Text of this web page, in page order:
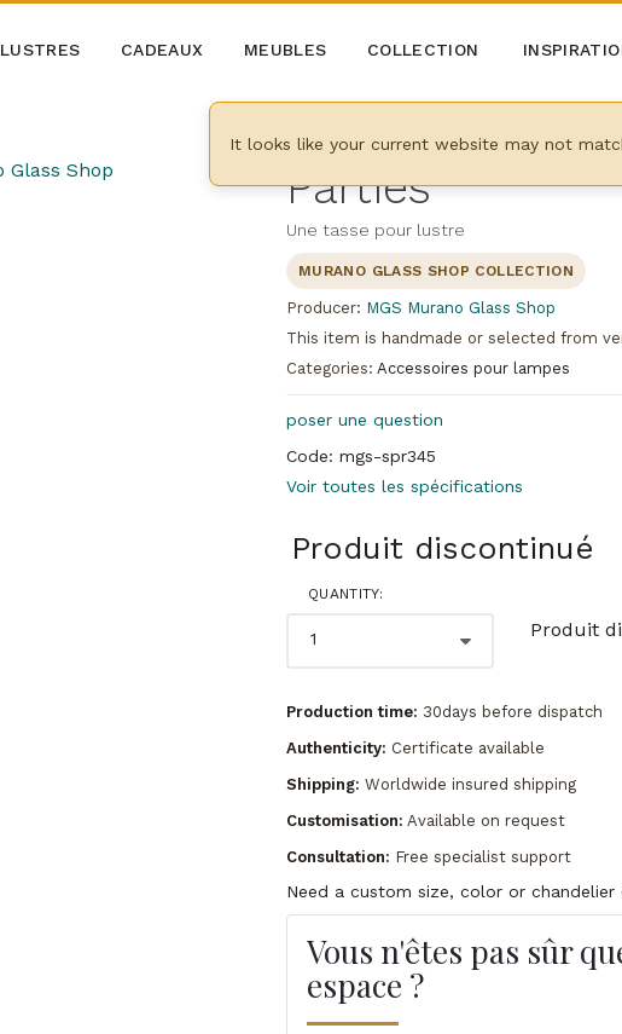
It looks like your current website may not
LUSTRES CADEAUX MEUBLES COLLECTION
Parties
Une tasse pour lustre
MURANO GLASS SHOP COLLECTION
Producer: MGS Murano Glass Shop
This item is handmade or selected from
Categories: Accessoires pour lampes
poser une question
Code: mgs-spr345
Voir toutes les spécifications
Produit discontinué
QUANTITY:
Produit
Production time: 30days before dispatch
Authenticity: Certificate available
Shipping: Worldwide insured shipping
Customisation: Available on request
Consultation: Free specialist support
Need a custom size, color or
Vous n'êtes pas sûr
espace ?